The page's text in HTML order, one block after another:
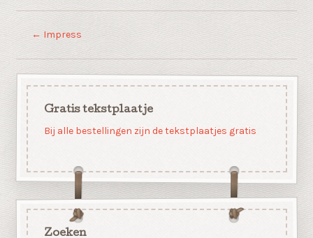
← Impress
Gratis tekstplaatje
Bij alle bestellingen zijn de tekstplaatjes gratis
Zoeken